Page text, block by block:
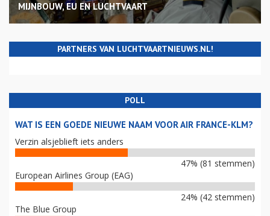
MIJNBOUW, EU EN LUCHTVAART
PARTNERS VAN LUCHTVAARTNIEUWS.NL!
POLL
WAT IS EEN GOEDE NIEUWE NAAM VOOR AIR FRANCE-KLM?
Verzin alsjeblieft iets anders
47% (81 stemmen)
European Airlines Group (EAG)
24% (42 stemmen)
The Blue Group